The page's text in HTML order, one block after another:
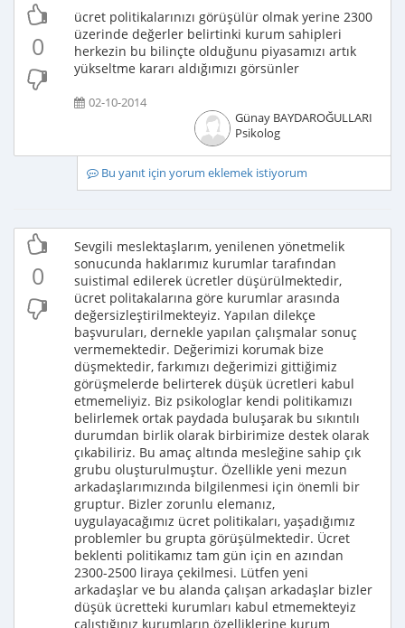
0
ücret politikalarınızı görüşülür olmak yerine 2300
üzerinde değerler belirtinki kurum sahipleri
herkezin bu bilinçte olduğunu piyasamızı artık
yükseltme kararı aldığımızı görsünler
02-10-2014
Günay BAYDAROĞULLARI
Psikolog
Bu yanıt için yorum eklemek istiyorum
0
Sevgili meslektaşlarım, yenilenen yönetmelik
sonucunda haklarımız kurumlar tarafından
suistimal edilerek ücretler düşürülmektedir,
ücret politakalarına göre kurumlar arasında
değersizleştirilmekteyiz. Yapılan dilekçe
başvuruları, dernekle yapılan çalışmalar sonuç
vermemektedir. Değerimizi korumak bize
düşmektedir, farkımızı değerimizi gittiğimiz
görüşmelerde belirterek düşük ücretleri kabul
etmemeliyiz. Biz psikologlar kendi politikamızı
belirlemek ortak paydada buluşarak bu sıkıntılı
durumdan birlik olarak birbirimize destek olarak
çıkabiliriz. Bu amaç altında mesleğine sahip çık
grubu oluşturulmuştur. Özellikle yeni mezun
arkadaşlarımızında bilgilenmesi için önemli bir
gruptur. Bizler zorunlu elemanız,
uygulayacağımız ücret politikaları, yaşadığımız
problemler bu grupta görüşülmektedir. Ücret
beklenti politikamız tam gün için en azından
2300-2500 liraya çekilmesi. Lütfen yeni
arkadaşlar ve bu alanda çalışan arkadaşlar bizler
düşük ücretteki kurumları kabul etmemekteyiz
çalıştığınız kurumların özelliklerine kurum